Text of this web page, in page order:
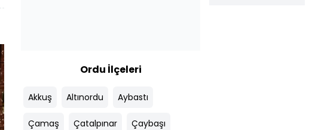
Ordu İlçeleri
Akkuş Altınordu Aybastı
Çamaş Çatalpınar Çaybaşı